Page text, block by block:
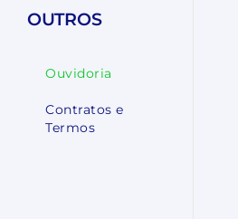
OUTROS
Ouvidoria
Contratos e
Termos